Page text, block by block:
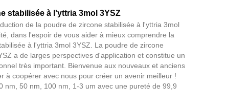
stabilisée à l'yttria 3mol 3YSZ
de la poudre de zircone stabilisée à l'yttria 3mol
dans l'espoir de vous aider à mieux comprendre la
à l'yttria 3mol 3YSZ. La poudre de zircone
a de larges perspectives d'application et constitue un
très important. Bienvenue aux nouveaux et anciens
à coopérer avec nous pour créer un avenir meilleur !
nm, 50 nm, 100 nm, 1-3 um avec une pureté de 99,9